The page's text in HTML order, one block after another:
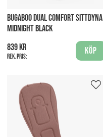
BUGABOO DUAL COMFORT SITTDYNA
MIDNIGHT BLACK
839 kr
Rek. pris:
Köp